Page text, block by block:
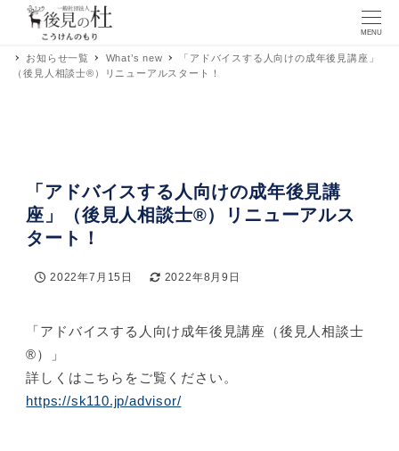
MENU
お知らせ一覧 What’s new
「アドバイスする人向けの成年後見講座」
（後見人相談士®）リニューアルスタート！
「アドバイスする人向けの成年後見講
座」（後見人相談士®）リニューアルス
タート！
投稿日
2022年7月15日
更新日
2022年8月9日
「アドバイスする人向け成年後見講座（後見人相談士
®）」
詳しくはこちらをご覧ください。
https://sk110.jp/advisor/